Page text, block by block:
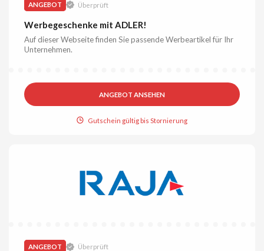
ANGEBOT Überprüft
Werbegeschenke mit ADLER!
Auf dieser Webseite finden Sie passende Werbeartikel für Ihr
Unternehmen.
ANGEBOT ANSEHEN
Gutschein gültig bis Stornierung
ANGEBOT Überprüft